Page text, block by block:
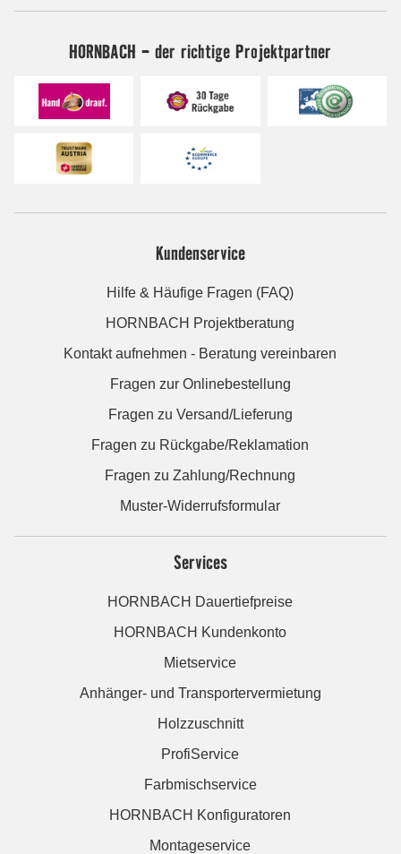
HORNBACH - der richtige Projektpartner
Kundenservice
Hilfe & Häufige Fragen (FAQ)
HORNBACH Projektberatung
Kontakt aufnehmen - Beratung vereinbaren
Fragen zur Onlinebestellung
Fragen zu Versand/Lieferung
Fragen zu Rückgabe/Reklamation
Fragen zu Zahlung/Rechnung
Muster-Widerrufsformular
Services
HORNBACH Dauertiefpreise
HORNBACH Kundenkonto
Mietservice
Anhänger- und Transportervermietung
Holzzuschnitt
ProfiService
Farbmischservice
HORNBACH Konfiguratoren
Montageservice